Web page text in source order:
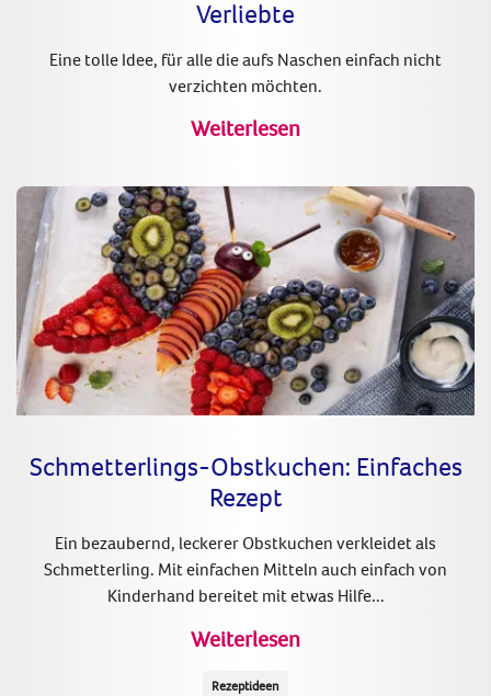
Verliebte
Eine tolle Idee, für alle die aufs Naschen einfach nicht
verzichten möchten.
Weiterlesen
Schmetterlings-Obstkuchen: Einfaches
Rezept
Ein bezaubernd, leckerer Obstkuchen verkleidet als
Schmetterling. Mit einfachen Mitteln auch einfach von
Kinderhand bereitet mit etwas Hilfe...
Weiterlesen
Rezeptideen